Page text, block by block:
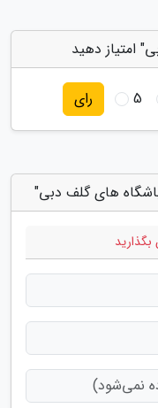
امتیاز دهید
5 رای
های گلف دبی"
بگذارید